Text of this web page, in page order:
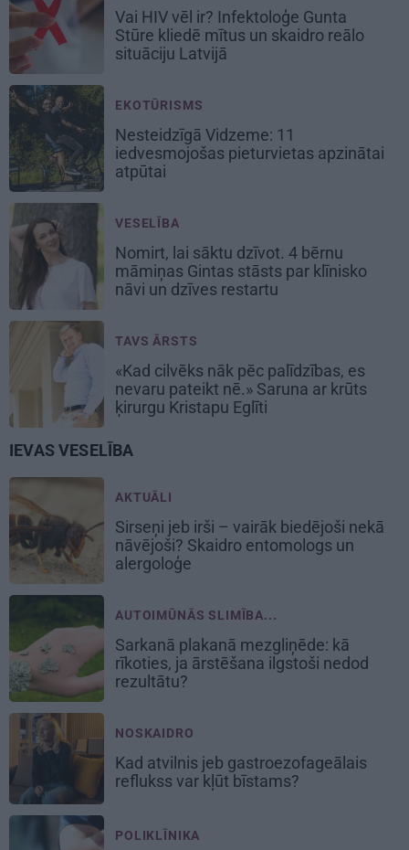
Vai HIV vēl ir? Infektoloģe Gunta
Stūre kliedē mītus un skaidro reālo
situāciju Latvijā
EKOTŪRISMS
Nesteidzīgā Vidzeme: 11
iedvesmojošas pieturvietas apzinātai
atpūtai
VESELĪBA
Nomirt, lai sāktu dzīvot. 4 bērnu
māmiņas Gintas stāsts par klīnisko
nāvi un dzīves restartu
TAVS ĀRSTS
«Kad cilvēks nāk pēc palīdzības, es
nevaru pateikt nē.» Saruna ar krūts
ķirurgu Kristapu Eglīti
IEVAS VESELĪBA
AKTUĀLI
Sirseņi jeb irši – vairāk biedējoši nekā
nāvējoši? Skaidro entomologs un
alergoloģe
AUTOIMŪNĀS SLIMĪBA...
Sarkanā plakanā mezgliņēde: kā
rīkoties, ja ārstēšana ilgstoši nedod
rezultātu?
NOSKAIDRO
Kad atvilnis jeb gastroezofageālais
reflukss var kļūt bīstams?
POLIKLĪNIKA